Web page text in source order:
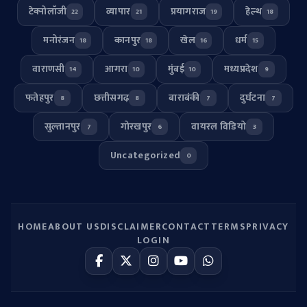
टेक्नोलॉजी 22 व्यापार 21 प्रयागराज 19 हेल्थ 18
मनोरंजन 18 कानपुर 18 खेल 16 धर्म 15
वाराणसी 14 आगरा 10 मुंबई 10 मध्यप्रदेश 9
फतेहपुर 8 छत्तीसगढ़ 8 बाराबंकी 7 दुर्घटना 7
सुल्तानपुर 7 गोरखपुर 6 वायरल विडियो 3
Uncategorized 0
HOMEABOUT USDISCLAIMERCONTACTTERMSPRIVACY
LOGIN